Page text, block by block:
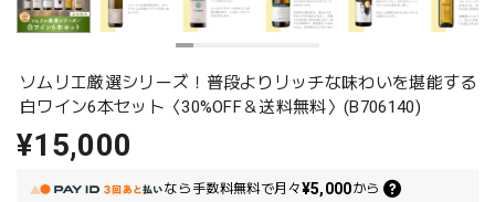
ソムリエ厳選シリーズ！普段よりリッチな味わいを堪能する
白ワイン6本セット〈30%OFF＆送料無料〉(B706140)
¥15,000
なら 手数料無料で月々¥5,000から